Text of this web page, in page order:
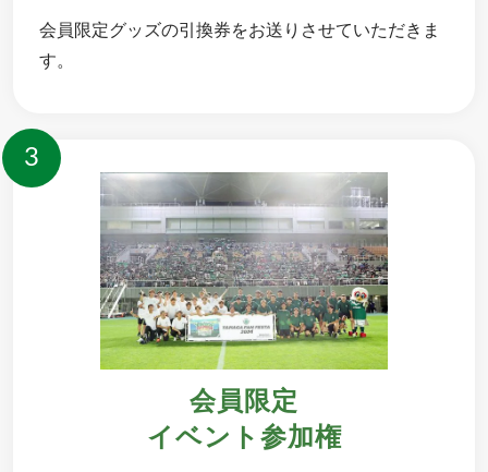
会員限定グッズの引換券をお送りさせていただきま
す。
3
会員限定
イベント参加権